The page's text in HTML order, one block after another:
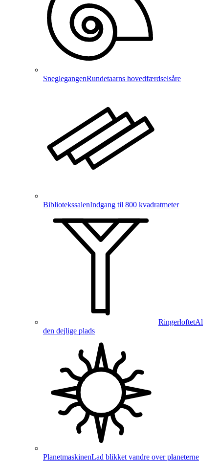
SneglegangenRundetaarns hovedfærdselsåre
BibliotekssalenIndgang til 800 kvadratmeter
RingerloftetAl
den dejlige plads
PlanetmaskinenLad blikket vandre over planeterne